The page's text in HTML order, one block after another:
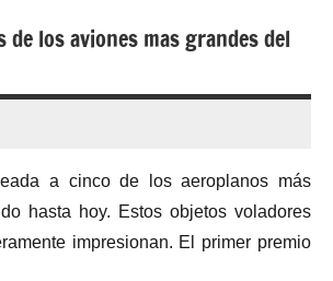
de los aviones mas grandes del
a cinco de los aeroplanos más
hasta hoy. Estos objetos voladores
impresionan. El primer premio